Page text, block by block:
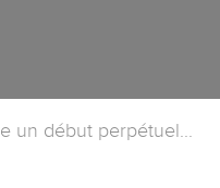
un début perpétuel...